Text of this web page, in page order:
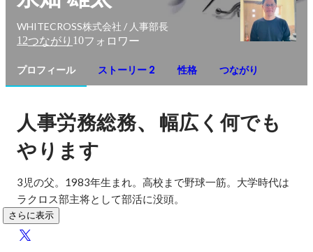
WHITECROSS株式会社 / 人事部長
12つながり 10フォロワー
プロフィール ストーリー 2 性格 つながり
人事労務総務、 幅広く何でも
やります
3児の父。1983年生まれ。高校まで野球一筋。大学時代は
ラクロス部主将として部活に没頭。
さらに表示